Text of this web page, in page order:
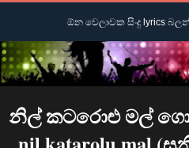
නිල් කටරොළු මල්
ඕන වෙලාවක සිංදු lyrics